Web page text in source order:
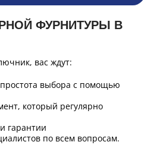
ФУРНИТУРЫ В
вас ждут:
выбора с помощью
который регулярно
гарантии
по всем вопросам.